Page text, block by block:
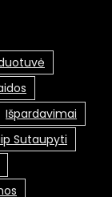
Išpardavimai
Sutaupyti